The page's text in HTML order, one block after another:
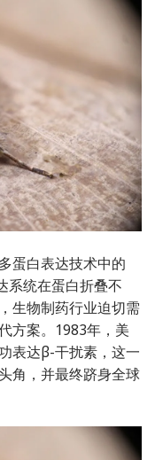
蛋白表达技术中的
系统在蛋白折叠不
生物制药行业迫切需
方案。1983年，美
表达β-干扰素，这一
角，并最终跻身全球